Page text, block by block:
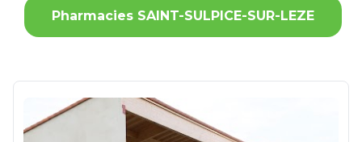
Pharmacies SAINT-SULPICE-SUR-LEZE